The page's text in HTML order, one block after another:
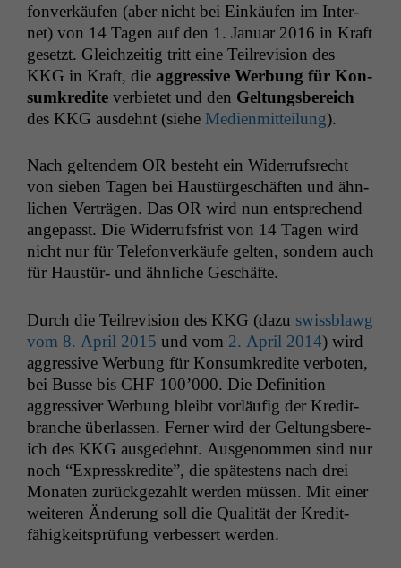
fon­verkäufen (aber nicht bei Einkäufen im Inter­
net) von 14 Tagen auf den 1. Jan­u­ar 2016 in Kraft
geset­zt. Gle­ichzeit­ig tritt eine Teil­re­vi­sion des
KKG in Kraft, die aggres­sive Wer­bung für Kon­
sumkred­ite ver­bi­etet und den Gel­tungs­bere­ich
des KKG aus­dehnt (siehe Medi­en­mit­teilung).
Nach gel­ten­dem OR beste­ht ein Wider­ruf­s­recht
von sieben Tagen bei Haustürgeschäften und ähn­
lichen Verträ­gen. Das OR wird nun entsprechend
angepasst. Die Wider­rufs­frist von 14 Tagen wird
nicht nur für Tele­fon­verkäufe gel­ten, son­dern auch
für Haustür- und ähn­liche Geschäfte.
Durch die Teil­re­vi­sion des KKG (dazu swiss­blawg
vom 8. April 2015 und vom 2. April 2014) wird
aggres­sive Wer­bung für Kon­sumkred­ite ver­boten,
bei Busse bis CHF 100’000. Die Def­i­n­i­tion
aggres­siv­er Wer­bung bleibt vor­läu­fig der Kred­it­
branche über­lassen. Fern­er wird der Gel­tungs­bere­
ich des KKG aus­gedehnt. Ausgenom­men sind nur
noch “Expresskred­ite”, die spätestens nach drei
Monat­en zurück­gezahlt wer­den müssen. Mit ein­er
weit­eren Änderung soll die Qual­ität der Kred­it­
fähigkeit­sprü­fung verbessert werden.